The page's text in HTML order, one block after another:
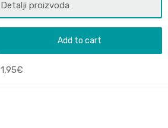
Detalji proizvoda
Add to cart
1,95€